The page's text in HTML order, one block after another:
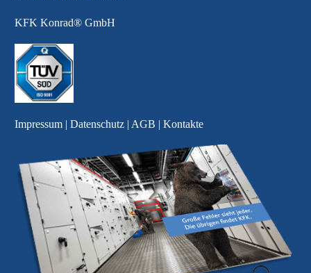
KFK Konrad® GmbH
Impressum | Datenschutz | AGB | Kontakte